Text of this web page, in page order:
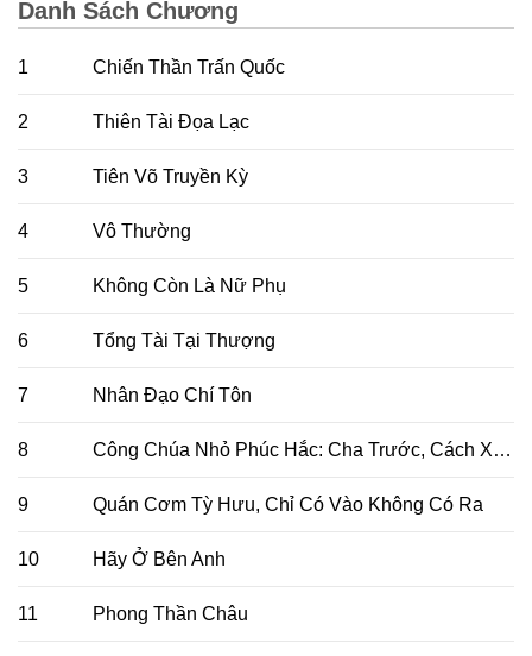
Danh Sách Chương
1 Chiến Thần Trấn Quốc
2 Thiên Tài Đọa Lạc
3 Tiên Võ Truyền Kỳ
4 Vô Thường
5 Không Còn Là Nữ Phụ
6 Tổng Tài Tại Thượng
7 Nhân Đạo Chí Tôn
8 Công Chúa Nhỏ Phúc Hắc: Cha Trước, Cách Xa Mẹ Một Chút!
9 Quán Cơm Tỳ Hưu, Chỉ Có Vào Không Có Ra
10 Hãy Ở Bên Anh
11 Phong Thần Châu